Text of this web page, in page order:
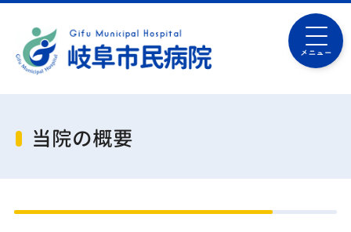
メニュー
当院の概要